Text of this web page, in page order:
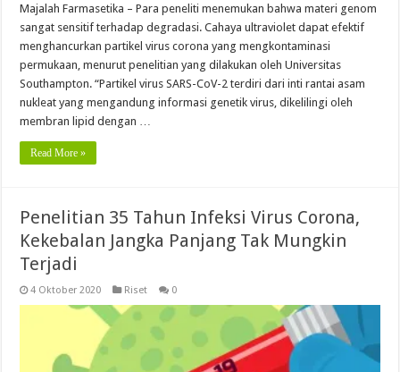
Majalah Farmasetika – Para peneliti menemukan bahwa materi genom
sangat sensitif terhadap degradasi. Cahaya ultraviolet dapat efektif
menghancurkan partikel virus corona yang mengkontaminasi
permukaan, menurut penelitian yang dilakukan oleh Universitas
Southampton. “Partikel virus SARS-CoV-2 terdiri dari inti rantai asam
nukleat yang mengandung informasi genetik virus, dikelilingi oleh
membran lipid dengan …
Read More »
Penelitian 35 Tahun Infeksi Virus Corona,
Kekebalan Jangka Panjang Tak Mungkin
Terjadi
4 Oktober 2020 Riset 0